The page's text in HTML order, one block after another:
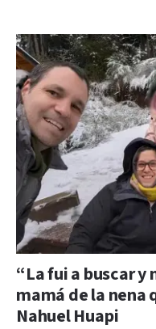
“La fui a buscar y
mamá de la nena
Nahuel Huapi